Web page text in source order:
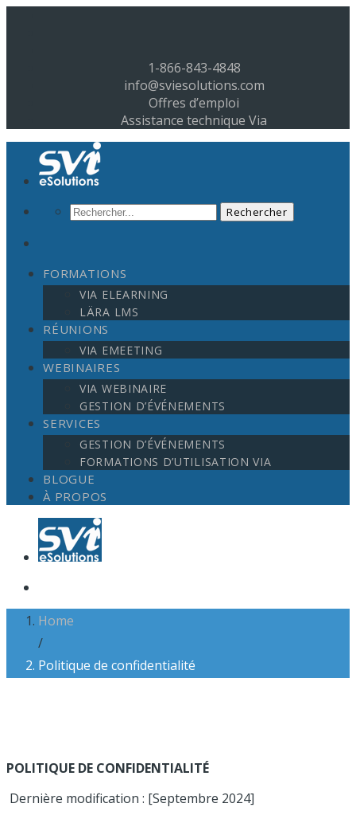
1-866-843-4848
info@sviesolutions.com
Offres d’emploi
Assistance technique Via
FORMATIONS
VIA ELEARNING
LÄRA LMS
RÉUNIONS
VIA EMEETING
WEBINAIRES
VIA WEBINAIRE
GESTION D’ÉVÉNEMENTS
SERVICES
GESTION D’ÉVÉNEMENTS
FORMATIONS D’UTILISATION VIA
BLOGUE
À PROPOS
Home
/
Politique de confidentialité
POLITIQUE DE CONFIDENTIALITÉ
Dernière modification : [Septembre 2024]